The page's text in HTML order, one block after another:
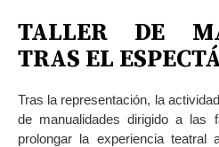
TALLER DE
TRAS EL
Tras la representación, la
de manualidades dirigido a las
prolongar la experiencia